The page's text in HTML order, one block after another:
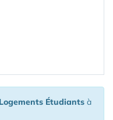
Étudiants à